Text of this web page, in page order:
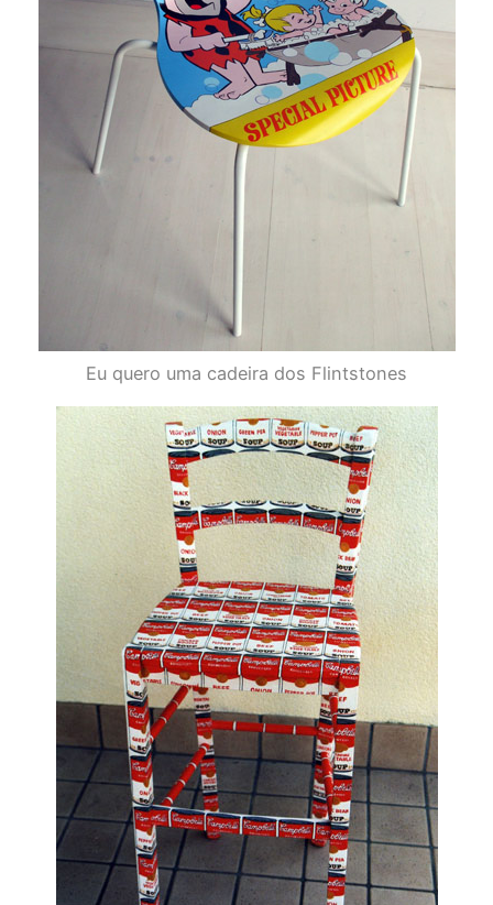
Eu quero uma cadeira dos Flintstones